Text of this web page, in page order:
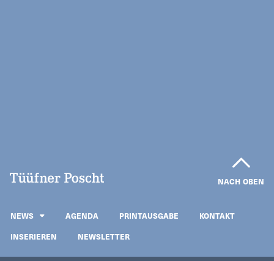
NACH OBEN
NEWS AGENDA PRINTAUSGABE
KONTAKT
INSERIEREN
NEWSLETTER